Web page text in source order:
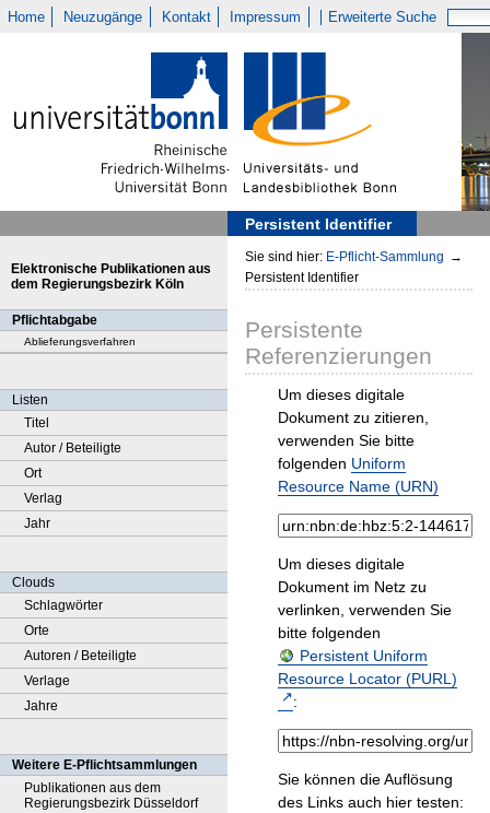
Home Neuzugänge Kontakt Impressum Erweiterte Suche
Persistent Identifier
Elektronische Publikationen aus
dem Regierungsbezirk Köln
Pflichtabgabe
Ablieferungsverfahren
Listen
Titel
Autor / Beteiligte
Ort
Verlag
Jahr
Clouds
Schlagwörter
Orte
Autoren / Beteiligte
Verlage
Jahre
Weitere E-Pflichtsammlungen
Publikationen aus dem
Regierungsbezirk Düsseldorf
Sie sind hier: E-Pflicht-Sammlung →
Persistent Identifier
Persistente
Referenzierungen
Um dieses digitale
Dokument zu zitieren,
verwenden Sie bitte
folgenden Uniform
Resource Name (URN)
Um dieses digitale
Dokument im Netz zu
verlinken, verwenden Sie
bitte folgenden
Persistent Uniform
Resource Locator (PURL)
:
Sie können die Auflösung
des Links auch hier testen: